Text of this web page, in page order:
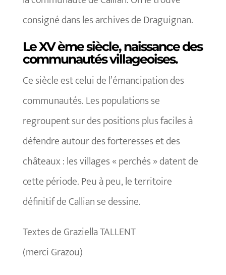
consigné dans les archives de Draguignan.
Le XV ème siècle, naissance des
communautés villageoises.
Ce siècle est celui de l’émancipation des
communautés. Les populations se
regroupent sur des positions plus faciles à
défendre autour des forteresses et des
châteaux : les villages « perchés » datent de
cette période. Peu à peu, le territoire
définitif de Callian se dessine.
Textes de Graziella TALLENT
(merci Grazou)